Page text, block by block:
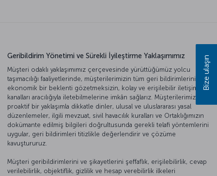
Geribildirim Yönetimi ve Sürekli İyileştirme Yaklaşımımız
Müşteri odaklı yaklaşımımız çerçevesinde yürüttüğümüz yolcu
taşımacılığı faaliyetlerinde, müşterilerimizin tüm geri bildirimlerini
ekonomik bir beklenti gözetmeksizin, kolay ve erişilebilir iletişim
kanalları aracılığıyla iletebilmelerine imkân sağlarız. Müşterilerimizi
proaktif bir yaklaşımla dikkatle dinler, ulusal ve uluslararası yasal
düzenlemeler, ilgili mevzuat, sivil havacılık kuralları ve Ortaklığımızın
dokümante edilmiş bilgileri doğrultusunda gerekli telafi yöntemlerini
uygular, geri bildirimleri titizlikle değerlendirir ve çözüme
kavuştururuz.
Müşteri geribildirimlerini ve şikayetlerini şeffaflık, erişilebilirlik, cevap
verilebilirlik, objektiflik, gizlilik ve hesap verebilirlik ilkeleri
Bize ulaşın